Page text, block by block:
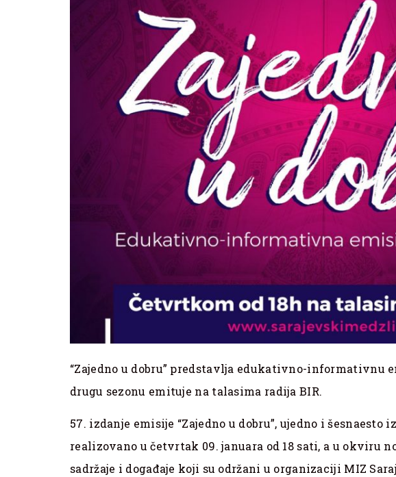
“Zajedno u dobru” predstavlja edukativno-informativnu
drugu sezonu emituje na talasima radija BIR.
57. izdanje emisije “Zajedno u dobru”, ujedno i šesnaesto
realizovano u četvrtak 09. januara od 18 sati, a u okviru
sadržaje i događaje koji su održani u organizaciji MIZ